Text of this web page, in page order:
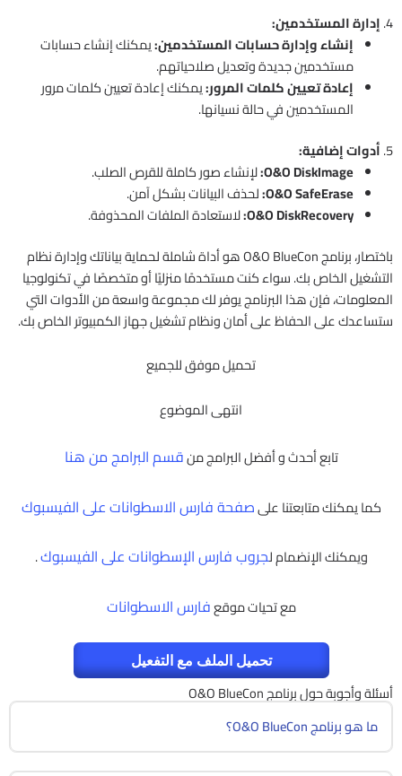
4. إدارة المستخدمين:
إنشاء وإدارة حسابات المستخدمين:يمكنك إنشاء حسابات
مستخدمين جديدة وتعديل صلاحياتهم.
إعادة تعيين كلمات المرور:يمكنك إعادة تعيين كلمات مرور
المستخدمين في حالة نسيانها.
5. أدوات إضافية:
O&O DiskImage:لإنشاء صور كاملة للقرص الصلب.
O&O SafeErase:لحذف البيانات بشكل آمن.
O&O DiskRecovery:لاستعادة الملفات المحذوفة.
باختصار، برنامج O&O BlueCon هو أداة شاملة لحماية بياناتك وإدارة نظام
التشغيل الخاص بك. سواء كنت مستخدمًا منزليًا أو متخصصًا في تكنولوجيا
المعلومات، فإن هذا البرنامج يوفر لك مجموعة واسعة من الأدوات التي
ستساعدك على الحفاظ على أمان ونظام تشغيل جهاز الكمبيوتر الخاص بك.
تحميل موفق للجميع
انتهى الموضوع
تابع أحدث و أفضل البرامج منقسم البرامج من هنا
كما يمكنك متابعتنا علىصفحة فارس الاسطوانات على الفيسبوك
ويمكنك الإنضمام لجروب فارس الإسطوانات على الفيسبوك.
مع تحيات موقعفارس الاسطوانات
تحميل الملف مع التفعيل
أسئلة وأجوبة حول برنامج O&O BlueCon
ما هو برنامج O&O BlueCon؟